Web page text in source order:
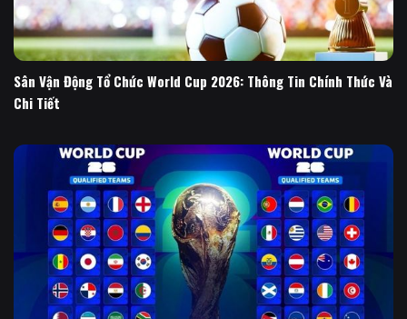
Sân Vận Động Tổ Chức World Cup 2026: Thông Tin Chính Thức Và
Chi Tiết